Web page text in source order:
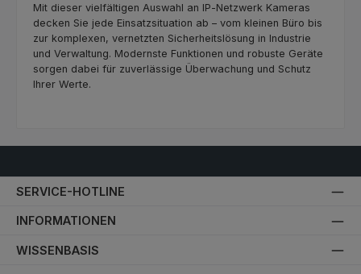
Mit dieser vielfältigen Auswahl an IP‑Netzwerk Kameras
decken Sie jede Einsatzsituation ab – vom kleinen Büro bis
zur komplexen, vernetzten Sicherheitslösung in Industrie
und Verwaltung. Modernste Funktionen und robuste Geräte
sorgen dabei für zuverlässige Überwachung und Schutz
Ihrer Werte.
SERVICE-HOTLINE
INFORMATIONEN
WISSENBASIS